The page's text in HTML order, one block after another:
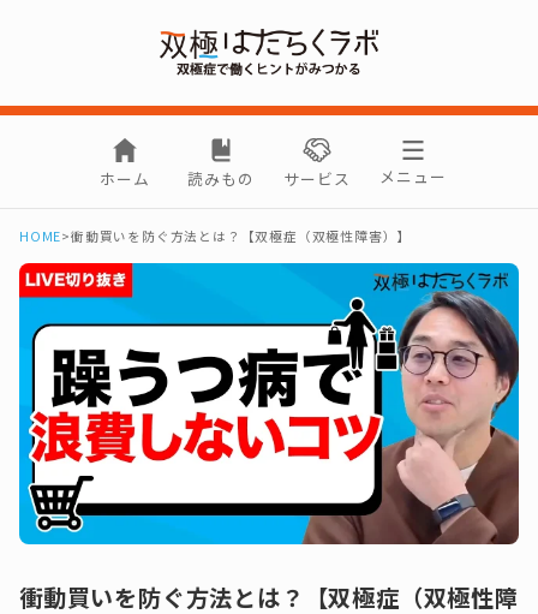
ホーム 読みもの サービス メニュー
HOME>衝動買いを防ぐ方法とは？【双極症（双極性障害）】
衝動買いを防ぐ方法とは？【双極症（双極性障